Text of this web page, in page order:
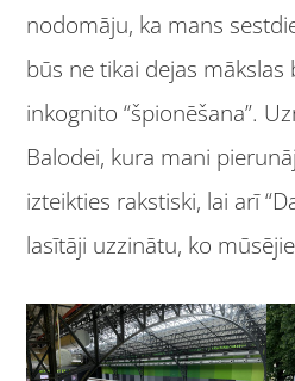
nodomāju, ka mans
būs ne tikai dejas
inkognito “špionēšana”.
Balodei, kura mani
izteikties rakstiski, lai arī
lasītāji uzzinātu, ko